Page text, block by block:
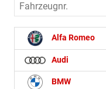
Fahrzeugnr.
Alfa Romeo
Audi
BMW